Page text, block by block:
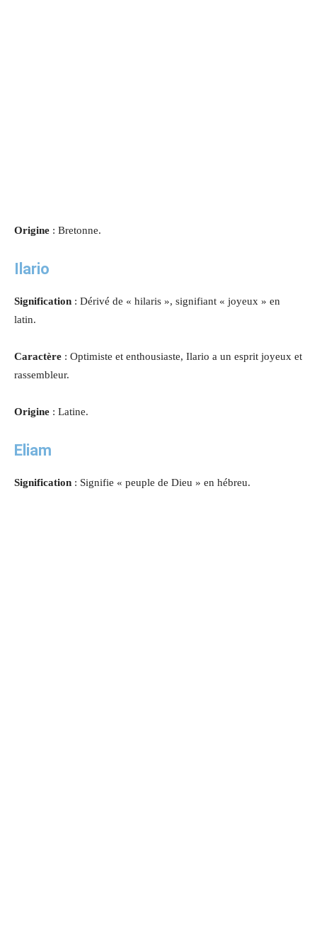
Origine : Bretonne.
Ilario
Signification : Dérivé de « hilaris », signifiant « joyeux » en
latin.
Caractère : Optimiste et enthousiaste, Ilario a un esprit joyeux et
rassembleur.
Origine : Latine.
Eliam
Signification : Signifie « peuple de Dieu » en hébreu.